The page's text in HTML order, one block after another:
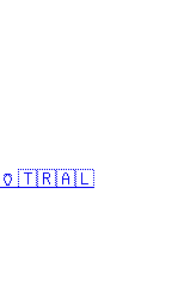
🏺 🇹🇷🇦🇱